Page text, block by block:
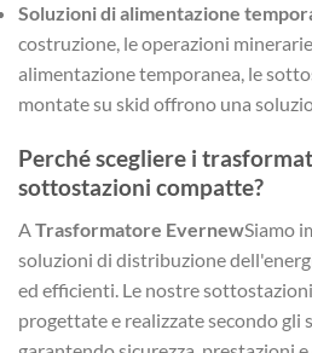
Soluzioni di alimentazione
costruzione, le operazioni
alimentazione temporanea, le
montate su skid offrono una
Perché scegliere i
sottostazioni compatte?
A Trasformatore EvernewSiamo
soluzioni di distribuzione
ed efficienti. Le nostre
progettate e realizzate secondo gli